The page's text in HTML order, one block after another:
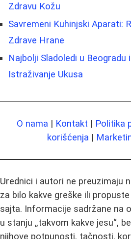
Zdravu Kožu
Savremeni Kuhinjski Aparati:
Zdrave Hrane
Najbolji Sladoledi u Beogradu
Istraživanje Ukusa
O nama | Kontakt | Politika
korišćenja |
Urednici i autori ne preuzimaju
za bilo kakve greške ili
sajta. Informacije sadržane na
u stanju „takvom kakve jesu“,
njihove potpunosti, tačnosti,